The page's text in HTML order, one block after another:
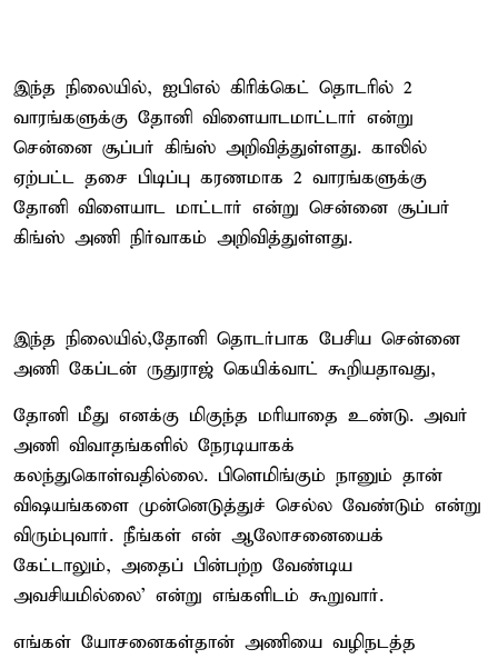
இந்த நிலையில், ஐபிஎல் கிரிக்கெட் தொடரில் 2
வாரங்களுக்கு தோனி விளையாடமாட்டார் என்று
சென்னை சூப்பர் கிங்ஸ் அறிவித்துள்ளது. காலில்
ஏற்பட்ட தசை பிடிப்பு கரணமாக 2 வாரங்களுக்கு
தோனி விளையாட மாட்டார் என்று சென்னை சூப்பர்
கிங்ஸ் அணி நிர்வாகம் அறிவித்துள்ளது.
இந்த நிலையில்,தோனி தொடர்பாக பேசிய சென்னை
அணி கேப்டன் ருதுராஜ் கெயிக்வாட் கூறியதாவது,
தோனி மீது எனக்கு மிகுந்த மரியாதை உண்டு. அவர்
அணி விவாதங்களில் நேரடியாகக்
கலந்துகொள்வதில்லை. பிளெமிங்கும் நானும் தான்
விஷயங்களை முன்னெடுத்துச் செல்ல வேண்டும் என்று
விரும்புவார். நீங்கள் என் ஆலோசனையைக்
கேட்டாலும், அதைப் பின்பற்ற வேண்டிய
அவசியமில்லை' என்று எங்களிடம் கூறுவார்.
எங்கள் யோசனைகள்தான் அணியை வழிநடத்த